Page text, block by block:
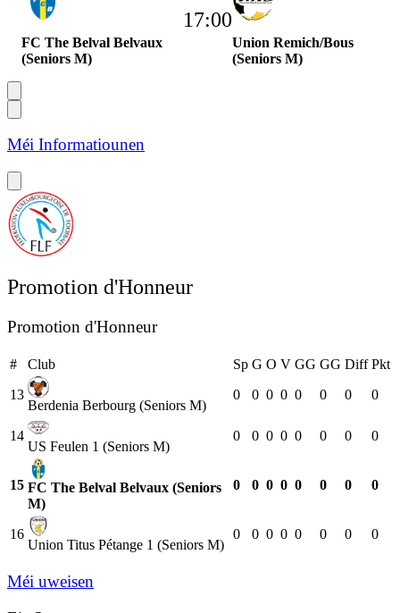
FC The Belval Belvaux
(Seniors M)
17:00
Union Remich/Bous
(Seniors M)
Méi Informatiounen
Promotion d'Honneur
Promotion d'Honneur
# Club Sp G O V GG GG Diff Pkt
13
Berdenia Berbourg (Seniors M)
0 0 0 0 0 0 0 0
14
US Feulen 1 (Seniors M)
0 0 0 0 0 0 0 0
15 FC The Belval Belvaux (Seniors
M)
0 0 0 0 0 0 0 0
16
Union Titus Pétange 1 (Seniors M)
0 0 0 0 0 0 0 0
Méi uweisen